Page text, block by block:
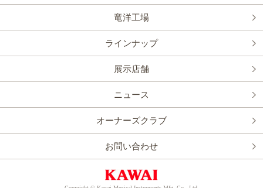
竜洋工場
ラインナップ
展示店舗
ニュース
オーナーズクラブ
お問い合わせ